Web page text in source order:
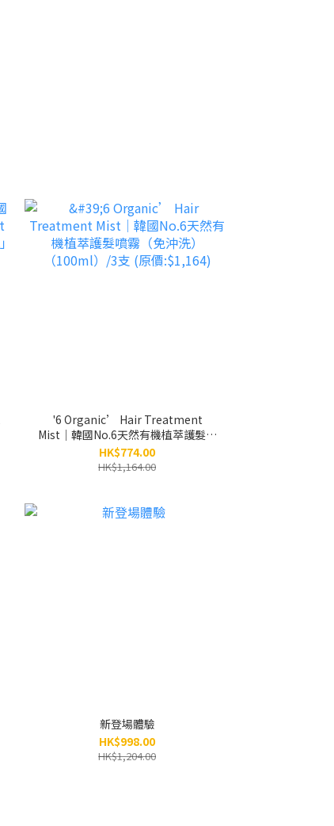
'6 Organic’ Hair Treatment
Mist│韓國No.6天然有機植萃護髮噴
霧（免沖洗）（100ml）/3支 (原
價:$1,164)
HK$774.00
HK$1,164.00
新登場體驗
HK$998.00
HK$1,204.00